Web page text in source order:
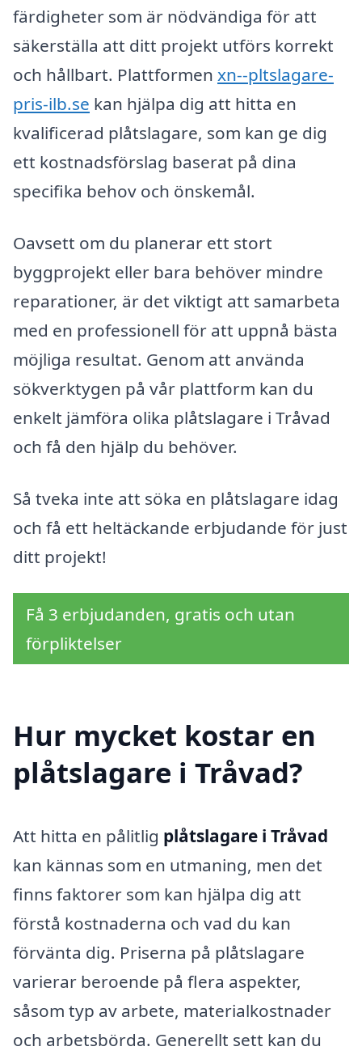
färdigheter som är nödvändiga för att
säkerställa att ditt projekt utförs korrekt
och hållbart. Plattformen xn--pltslagare-
pris-ilb.se kan hjälpa dig att hitta en
kvalificerad plåtslagare, som kan ge dig
ett kostnadsförslag baserat på dina
specifika behov och önskemål.
Oavsett om du planerar ett stort
byggprojekt eller bara behöver mindre
reparationer, är det viktigt att samarbeta
med en professionell för att uppnå bästa
möjliga resultat. Genom att använda
sökverktygen på vår plattform kan du
enkelt jämföra olika plåtslagare i Tråvad
och få den hjälp du behöver.
Så tveka inte att söka en plåtslagare idag
och få ett heltäckande erbjudande för just
ditt projekt!
Få 3 erbjudanden, gratis och utan
förpliktelser
Hur mycket kostar en
plåtslagare i Tråvad?
Att hitta en pålitlig plåtslagare i Tråvad
kan kännas som en utmaning, men det
finns faktorer som kan hjälpa dig att
förstå kostnaderna och vad du kan
förvänta dig. Priserna på plåtslagare
varierar beroende på flera aspekter,
såsom typ av arbete, materialkostnader
och arbetsbörda. Generellt sett kan du